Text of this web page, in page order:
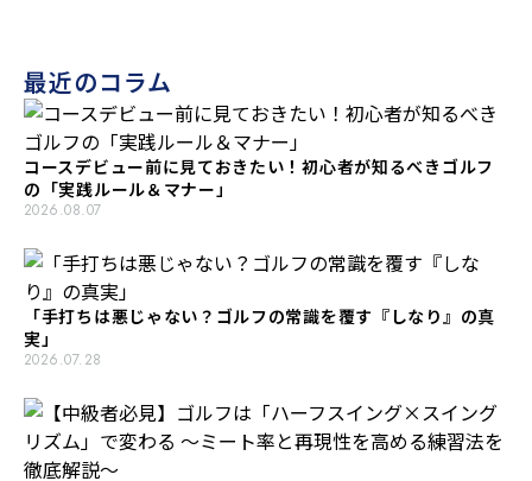
最近のコラム
コースデビュー前に見ておきたい！初心者が知るべきゴルフ
の「実践ルール＆マナー」
2026.08.07
「手打ちは悪じゃない？ゴルフの常識を覆す『しなり』の真
実」
2026.07.28